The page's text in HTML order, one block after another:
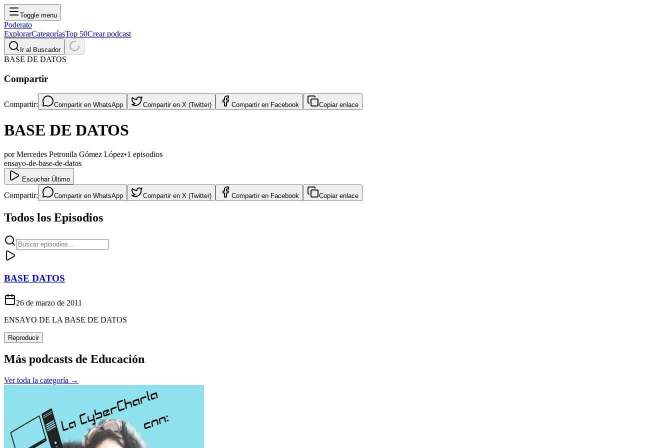
Toggle menu
Poderato
ExplorarCategoríasTop 50Crear podcast
Ir al Buscador
BASE DE DATOS
Compartir
Compartir: Compartir en WhatsApp Compartir en X (Twitter) Compartir en Facebook Copiar enlace
BASE DE DATOS
porMercedes Petronila Gómez López•1 episodios
ensayo-de-base-de-datos
Escuchar Último
Compartir: Compartir en WhatsApp Compartir en X (Twitter) Compartir en Facebook Copiar enlace
Todos los Episodios
BASE DATOS
26 de marzo de 2011
ENSAYO DE LA BASE DE DATOS
Reproducir
Más podcasts de Educación
Ver toda la categoría →